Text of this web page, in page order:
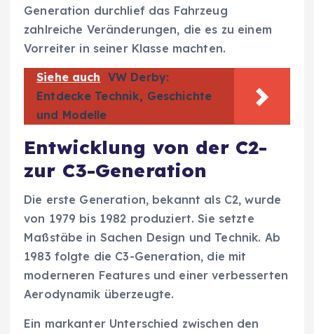
Generation durchlief das Fahrzeug
zahlreiche Veränderungen, die es zu einem
Vorreiter in seiner Klasse machten.
Siehe auch VW Derby:
Entdecke Technik, Geschichte
und Modelle
Entwicklung von der C2-
zur C3-Generation
Die erste Generation, bekannt als C2, wurde
von 1979 bis 1982 produziert. Sie setzte
Maßstäbe in Sachen Design und Technik. Ab
1983 folgte die C3-Generation, die mit
moderneren Features und einer verbesserten
Aerodynamik überzeugte.
Ein markanter Unterschied zwischen den